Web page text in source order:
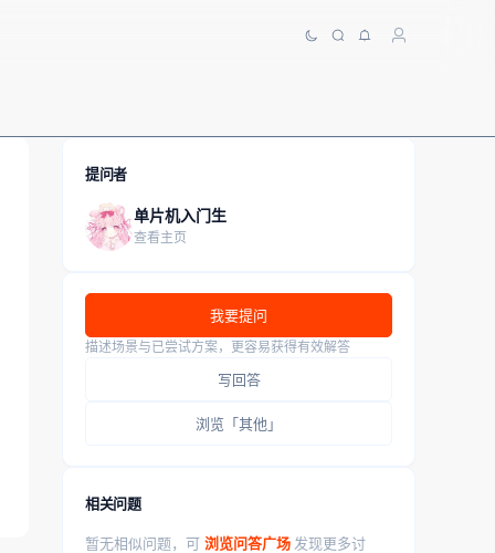
提问者
单片机入门生
查看主页
我要提问
描述场景与已尝试方案，更容易获得有效解答
写回答
浏览「其他」
相关问题
暂无相似问题，可 浏览问答广场 发现更多讨